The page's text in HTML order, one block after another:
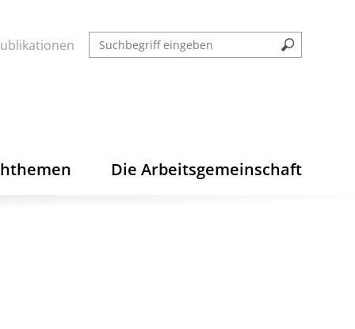
Die Arbeitsgemeinschaft